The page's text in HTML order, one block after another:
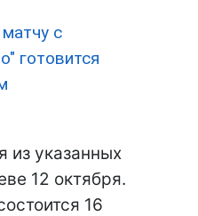
с
готовится
из указанных
12 октября.
16